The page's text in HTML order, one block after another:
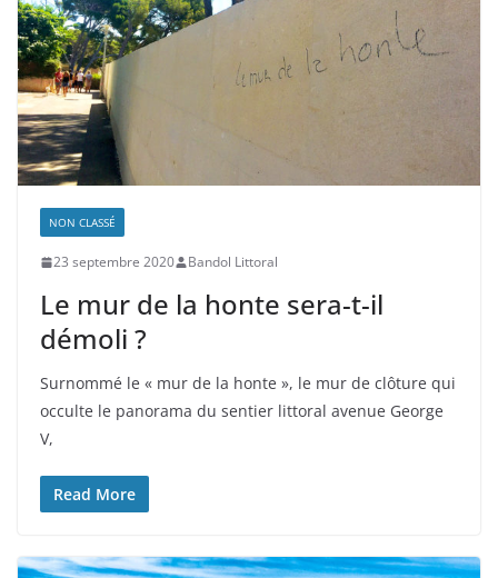
NON CLASSÉ
23 septembre 2020 Bandol Littoral
Le mur de la honte sera-t-il
démoli ?
Surnommé le « mur de la honte », le mur de clôture qui
occulte le panorama du sentier littoral avenue George
V,
Read More